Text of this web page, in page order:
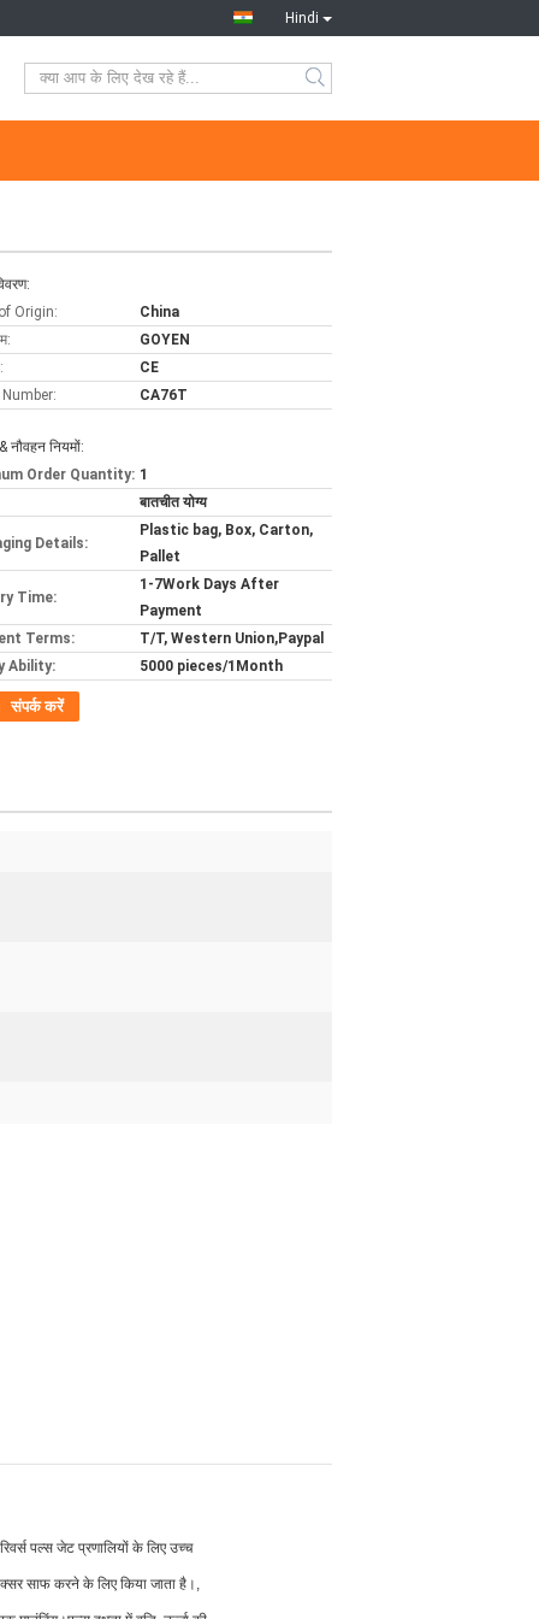
Hindi
Origin:
China
GOYEN
CE
CA76T
नौवहन नियमों:
Order Quantity: 1
बातचीत योग्य
Details:
Plastic bag, Box, Carton,
Pallet
Time:
1-7Work Days After
Payment
Terms:
T/T, Western Union,Paypal
Ability:
5000 pieces/1Month
संपर्क करें
पल्स जेट प्रणालियों के लिए उच्च
साफ करने के लिए किया जाता है।,